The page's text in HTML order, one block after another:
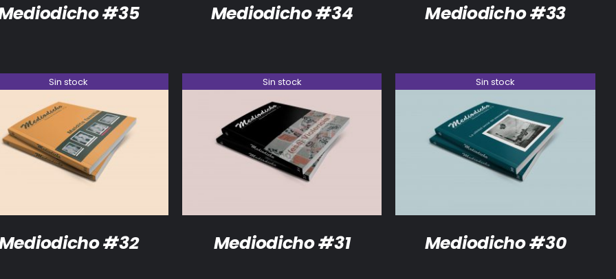
#35 Mediodicho #34 Mediodicho #33
Sin stock
DETALLES
#32
Sin stock
DETALLES
Mediodicho #31
Sin stock
DETALLES
Mediodicho #30